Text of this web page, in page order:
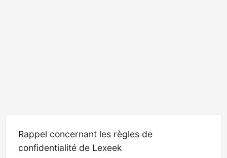
Rappel concernant les règles de
confidentialité de Lexeek